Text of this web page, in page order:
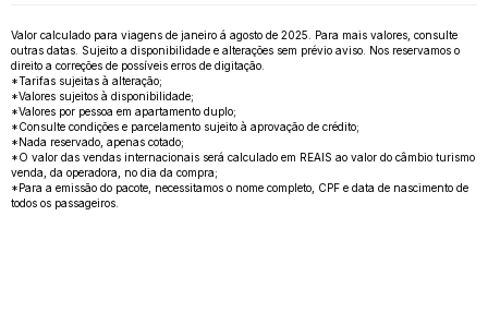
Valor calculado para viagens de janeiro á agosto de 2025. Para mais valores, consulte
outras datas. Sujeito a disponibilidade e alterações sem prévio aviso. Nos reservamos o
direito a correções de possíveis erros de digitação.
*Tarifas sujeitas à alteração;
*Valores sujeitos à disponibilidade;
*Valores por pessoa em apartamento duplo;
*Consulte condições e parcelamento sujeito à aprovação de crédito;
*Nada reservado, apenas cotado;
*O valor das vendas internacionais será calculado em REAIS ao valor do câmbio turismo
venda, da operadora, no dia da compra;
*Para a emissão do pacote, necessitamos o nome completo, CPF e data de nascimento de
todos os passageiros.